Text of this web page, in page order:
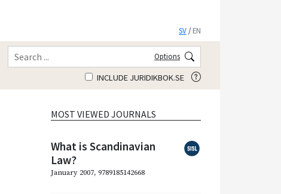
SV /EN
Options
INCLUDE JURIDIKBOK.SE
MOST VIEWED JOURNALS
What is Scandinavian
Law?
January 2007, 9789185142668